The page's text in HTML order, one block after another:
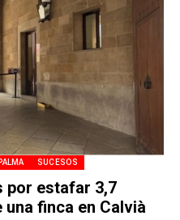
PALMA SUCESOS
por estafar 3,7
finca en Calvià